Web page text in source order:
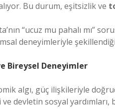
Bu durum, eşitsizlikve
“ucuz mu pahalı mı”
deneyimleriyle
Bireysel Deneyimler
algı, güç ilişkileriyle
devletin sosyal